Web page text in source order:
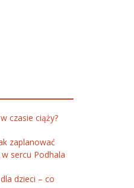
czasie ciąży?
zaplanować
sercu Podhala
dzieci – co